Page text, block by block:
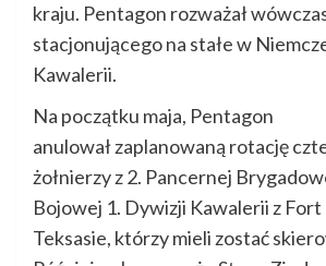
kraju. Pentagon rozważał
stacjonującego na stałe w
Kawalerii.
Na początku maja, Pentagon
anulował zaplanowaną rotację
żołnierzy z 2. Pancernej
Bojowej 1. Dywizji Kawalerii z
Teksasie, którzy mieli zostać